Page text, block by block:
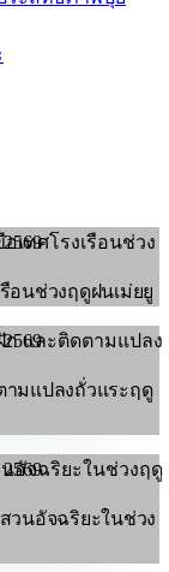
อนช่วงฤดูฝนเม่ยยู
ามแปลงถั่วแระฤดู
วนอัจฉริยะในช่วง